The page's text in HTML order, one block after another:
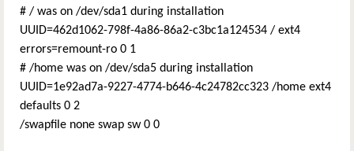
# / was on /dev/sda1 during installation
UUID=462d1062-798f-4a86-86a2-c3bc1a124534 / ext4
errors=remount-ro 0 1
# /home was on /dev/sda5 during installation
UUID=1e92ad7a-9227-4774-b646-4c24782cc323 /home ext4
defaults 0 2
/swapfile none swap sw 0 0